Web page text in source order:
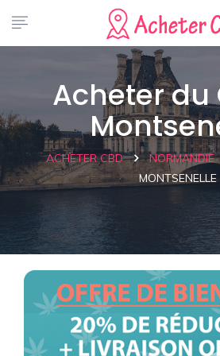
Acheter du
ACHETER CBD NORMANDIE
MONTSENELLE